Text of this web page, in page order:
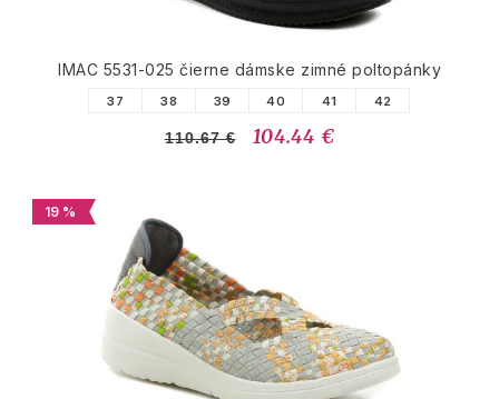
IMAC 5531-025 čierne dámske zimné poltopánky
37 38 39 40 41 42
110.67 € 104.44 €
19 %